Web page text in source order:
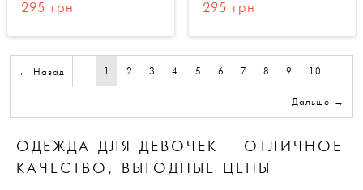
295 грн
295 грн
← Назад 1 2 3 4 5 6 7 8 9 10
Дальше →
ОДЕЖДА ДЛЯ ДЕВОЧЕК – ОТЛИЧНОЕ
КАЧЕСТВО, ВЫГОДНЫЕ ЦЕНЫ